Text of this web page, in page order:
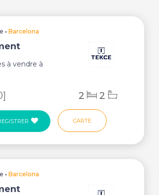
•Barcelona
à vendre à
2 2
CARTE
•Barcelona